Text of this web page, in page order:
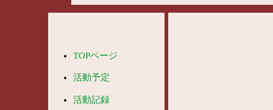
TOPページ
活動予定
活動記録